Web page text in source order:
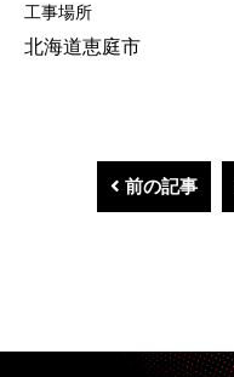
工事場所
北海道恵庭市
前の記事